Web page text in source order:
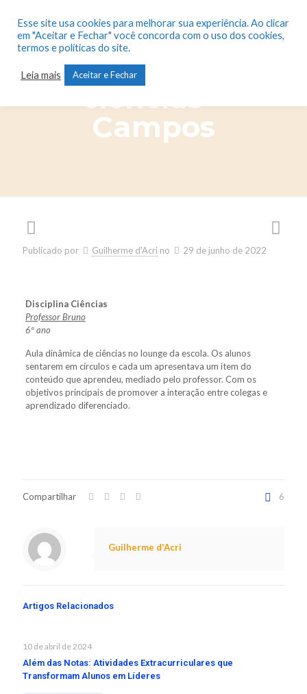
Dinâmica de
ciências –
Campos
Publicado por Guilherme d'Acri no 29 de junho de 2022
Disciplina Ciências
Professor Bruno
6º ano
Aula dinâmica de ciências no lounge da escola. Os alunos
sentarem em círculos e cada um apresentava um item do
conteúdo que aprendeu, mediado pelo professor. Com os
objetivos principais de promover a interação entre colegas e
aprendizado diferenciado.
Compartilhar 6
Guilherme d'Acri
Artigos Relacionados
10 de abril de 2024
Além das Notas: Atividades Extracurriculares que
Transformam Alunos em Líderes
Esse site usa cookies para melhorar sua experiência. Ao clicar
em "Aceitar e Fechar" você concorda com o uso dos cookies,
termos e políticas do site.
Leia mais Aceitar e Fechar